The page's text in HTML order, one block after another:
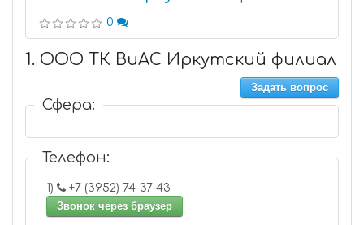
0
1. ООО ТК ВиАС Иркутский филиал
Задать вопрос
Сфера:
Телефон:
1)
+7 (3952) 74-37-43
Звонок через браузер